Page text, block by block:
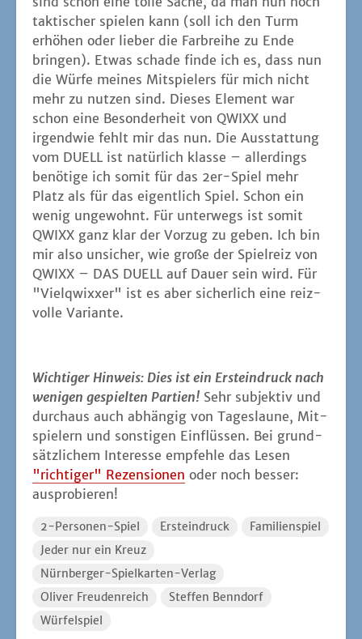
tak­ti­scher spie­len kann (soll ich den Turm
erhö­hen oder lie­ber die Farb­rei­he zu Ende
brin­gen). Etwas scha­de fin­de ich es, dass nun
die Wür­fe mei­nes Mit­spie­lers für mich nicht
mehr zu nut­zen sind. Die­ses Ele­ment war
schon eine Beson­der­heit von QWIXX und
irgend­wie fehlt mir das nun. Die Aus­stat­tung
vom DUELL ist natür­lich klas­se – aller­dings
benö­ti­ge ich somit für das 2er-Spiel mehr
Platz als für das eigent­lich Spiel. Schon ein
wenig unge­wohnt. Für unter­wegs ist somit
QWIXX ganz klar der Vor­zug zu geben. Ich bin
mir also unsi­cher, wie gro­ße der Spiel­reiz von
QWIXX – DAS DUELL auf Dau­er sein wird. Für
"Viel­q­wix­xer" ist es aber sicher­lich eine reiz­
vol­le Variante.
Wich­ti­ger Hin­weis: Dies ist ein Erst­ein­druck nach
weni­gen gespiel­ten Par­tien! Sehr sub­jek­tiv und
durch­aus auch abhän­gig von Tages­lau­ne, Mit­
spie­lern und sons­ti­gen Ein­flüs­sen. Bei grund­
sätz­li­chem Inter­es­se emp­feh­le das Lesen
"rich­ti­ger" Rezen­sio­nen oder noch bes­ser:
ausprobieren!
2-Personen-Spiel Ersteindruck
Familienspiel
Jeder nur ein Kreuz
Nürnberger-Spielkarten-Verlag
Oliver Freudenreich
Steffen Benndorf
Würfelspiel